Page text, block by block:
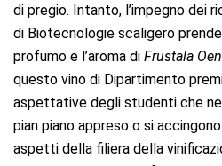
di pregio. Intanto, l’impegno dei
di Biotecnologie scaligero
profumo e l’aroma di Frustala
questo vino di Dipartimento
aspettative degli studenti che
pian piano appreso o si
aspetti della filiera della